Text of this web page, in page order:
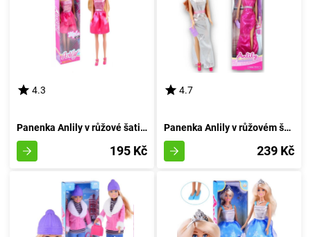
4.3
Panenka Anlily v růžové šatičce
195 Kč
4.7
Panenka Anlily v růžovém šatě s květinovými zdobeními
239 Kč